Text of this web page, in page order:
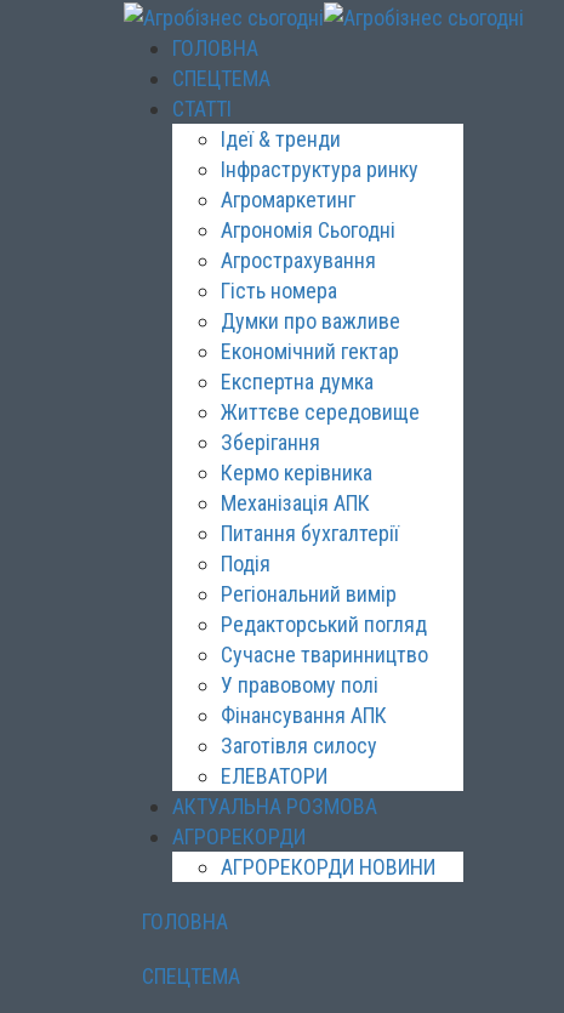
ГОЛОВНА
СПЕЦТЕМА
СТАТТІ
Ідеї & тренди
Інфраструктура ринку
Агромаркетинг
Агрономія Сьогодні
Агрострахування
Гість номера
Думки про важливе
Економічний гектар
Експертна думка
Життєве середовище
Зберігання
Кермо керівника
Механізація АПК
Питання бухгалтерії
Подія
Регіональний вимір
Редакторський погляд
Сучасне тваринництво
У правовому полі
Фінансування АПК
Заготівля силосу
ЕЛЕВАТОРИ
АКТУАЛЬНА РОЗМОВА
АГРОРЕКОРДИ
АГРОРЕКОРДИ НОВИНИ
ГОЛОВНА
СПЕЦТЕМА